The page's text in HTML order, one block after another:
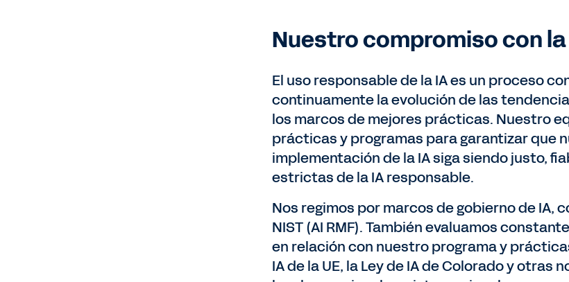
Nuestro compromiso con
El uso responsable de la IA es un proceso
continuamente la evolución de las
los marcos de mejores prácticas. Nuestro
prácticas y programas para garantizar que
implementación de la IA siga siendo justo,
estrictas de la IA responsable.
Nos regimos por marcos de gobierno de IA,
NIST (AI RMF). También evaluamos
en relación con nuestro programa y
IA de la UE, la Ley de IA de Colorado y